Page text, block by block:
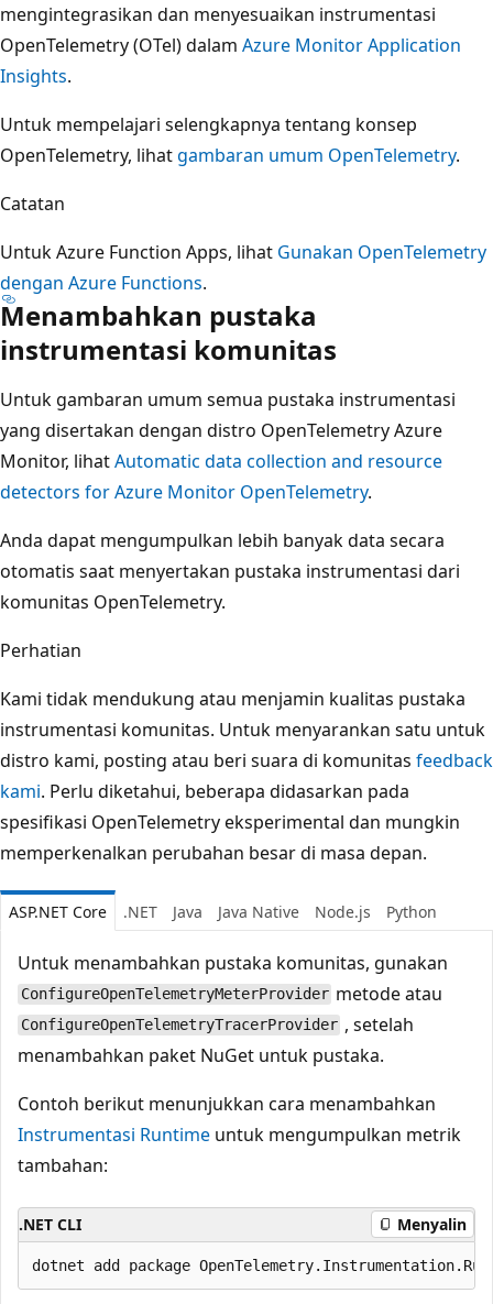
mengintegrasikan dan menyesuaikan instrumentasi
OpenTelemetry (OTel) dalam Azure Monitor Application
Insights.
Untuk mempelajari selengkapnya tentang konsep
OpenTelemetry, lihatgambaran umum OpenTelemetry.
Catatan
Untuk Azure Function Apps, lihat Gunakan OpenTelemetry
dengan Azure Functions.
Menambahkan pustaka
instrumentasi komunitas
Untuk gambaran umum semua pustaka instrumentasi
yang disertakan dengan distro OpenTelemetry Azure
Monitor, lihatAutomatic data collection and resource
detectors for Azure Monitor OpenTelemetry.
Anda dapat mengumpulkan lebih banyak data secara
otomatis saat menyertakan pustaka instrumentasi dari
komunitas OpenTelemetry.
Perhatian
Kami tidak mendukung atau menjamin kualitas pustaka
instrumentasi komunitas. Untuk menyarankan satu untuk
distro kami, posting atau beri suara di komunitas feedback
kami. Perlu diketahui, beberapa didasarkan pada
spesifikasi OpenTelemetry eksperimental dan mungkin
memperkenalkan perubahan besar di masa depan.
ASP.NET Core .NET Java Java Native Node.js Python
Untuk menambahkan pustaka komunitas, gunakan
ConfigureOpenTelemetryMeterProvider metode atau
ConfigureOpenTelemetryTracerProvider , setelah
menambahkan paket NuGet untuk pustaka.
Contoh berikut menunjukkan cara menambahkan
Instrumentasi Runtime untuk mengumpulkan metrik
tambahan:
.NET CLI Menyalin